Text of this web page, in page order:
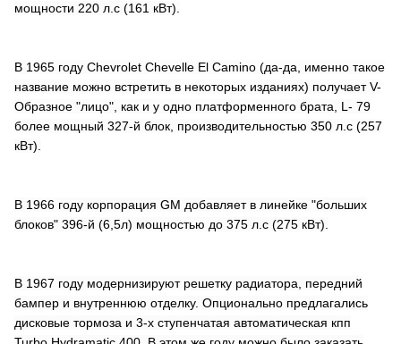
мощности 220 л.с (161 кВт).
В 1965 году Chevrolet Chevelle El Camino (да-да, именно такое
название можно встретить в некоторых изданиях) получает V-
Образное "лицо", как и у одно платформенного брата, L- 79
более мощный 327-й блок, производительностью 350 л.с (257
кВт).
В 1966 году корпорация GM добавляет в линейке "больших
блоков" 396-й (6,5л) мощностью до 375 л.с (275 кВт).
В 1967 году модернизируют решетку радиатора, передний
бампер и внутреннюю отделку. Опционально предлагались
дисковые тормоза и 3-х ступенчатая автоматическая кпп